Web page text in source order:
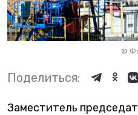
©
Поделиться:
Заместитель